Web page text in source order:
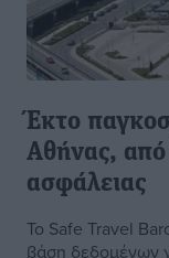
Έκτο
Αθήνας, από
ασφάλειας
Το Safe Travel
βάση δεδομένων